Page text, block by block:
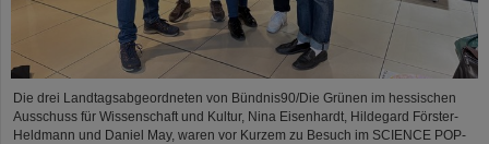
Die drei Landtagsabgeordneten von Bündnis90/Die Grünen im hessischen
Ausschuss für Wissenschaft und Kultur, Nina Eisenhardt, Hildegard Förster-
Heldmann und Daniel May, waren vor Kurzem zu Besuch im SCIENCE POP-